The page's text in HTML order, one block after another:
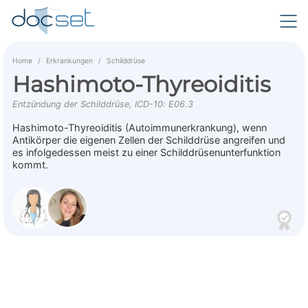
Home Erkrankungen Schilddrüse
Hashimoto-Thyreoiditis
Entzündung der Schilddrüse, ICD-10: E06.3
Hashimoto-Thyreoiditis (Autoimmunerkrankung), wenn
Antikörper die eigenen Zellen der Schilddrüse angreifen und
es infolgedessen meist zu einer Schilddrüsenunterfunktion
kommt.